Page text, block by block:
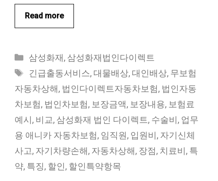
Read more
카
테
리
삼성화재, 삼성화재법인다이렉트
태
그
긴급출동서비스, 대물배상, 대인배상, 무보험
자동차상해, 법인다이렉트자동차보험, 법인자동
차보험, 법인차보험, 보장금액, 보장내용, 보험료
예시, 비교, 삼성화재 법인 다이렉트, 수술비, 업무
용 애니카 자동차보험, 임직원, 입원비, 자기신체
사고, 자기차량손해, 자동차상해, 장점, 치료비, 특
약, 특징, 할인, 할인특약항목